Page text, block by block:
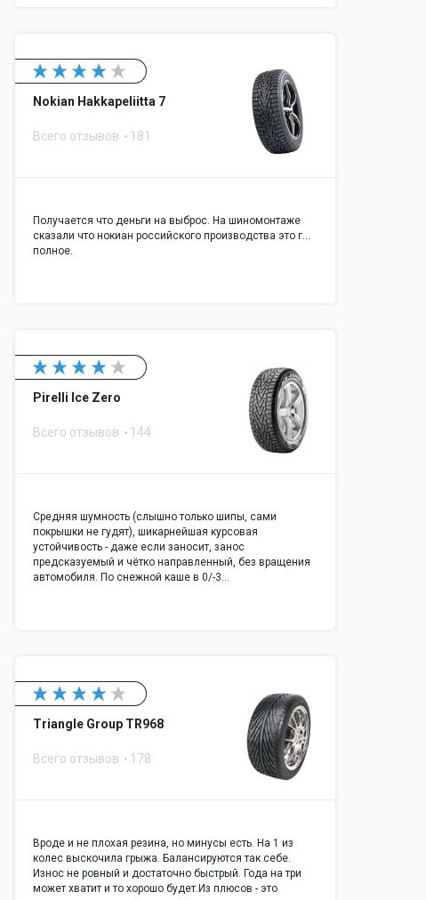
Nokian Hakkapeliitta 7
Всего отзывов 181
Получается что деньги на выброс. На шиномонтаже
сказали что нокиан российского производства это г...
полное.
Pirelli Ice Zero
Всего отзывов 144
Средняя шумность (слышно только шипы, сами
покрышки не гудят), шикарнейшая курсовая
устойчивость - даже если заносит, занос
предсказуемый и чётко направленный, без вращения
автомобиля. По снежной каше в 0/-3…
Triangle Group TR968
Всего отзывов 178
Вроде и не плохая резина, но минусы есть. На 1 из
колес выскочила грыжа. Балансируются так себе.
Износ не ровный и достаточно быстрый. Года на три
может хватит и то хорошо будет.Из плюсов - это